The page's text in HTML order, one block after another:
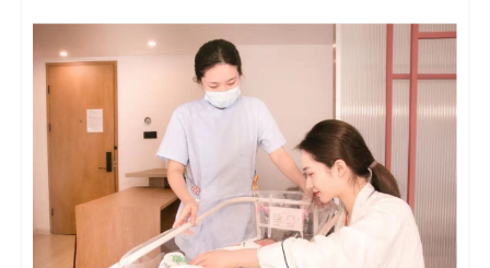
白
皮
书